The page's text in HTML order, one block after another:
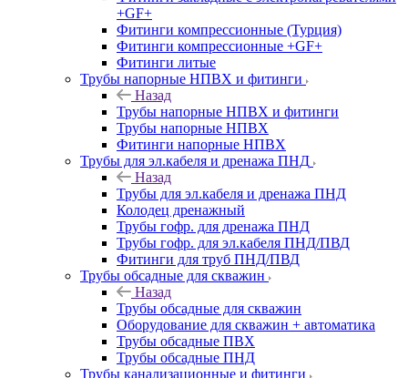
+GF+
Фитинги компрессионные (Турция)
Фитинги компрессионные +GF+
Фитинги литые
Трубы напорные НПВХ и фитинги
Назад
Трубы напорные НПВХ и фитинги
Трубы напорные НПВХ
Фитинги напорные НПВХ
Трубы для эл.кабеля и дренажа ПНД
Назад
Трубы для эл.кабеля и дренажа ПНД
Колодец дренажный
Трубы гофр. для дренажа ПНД
Трубы гофр. для эл.кабеля ПНД/ПВД
Фитинги для труб ПНД/ПВД
Трубы обсадные для скважин
Назад
Трубы обсадные для скважин
Оборудование для скважин + автоматика
Трубы обсадные ПВХ
Трубы обсадные ПНД
Трубы канализационные и фитинги